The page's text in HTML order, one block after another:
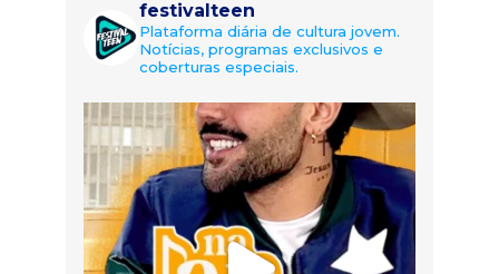
festivalteen
Plataforma diária de cultura jovem.
Notícias, programas exclusivos e
coberturas especiais.